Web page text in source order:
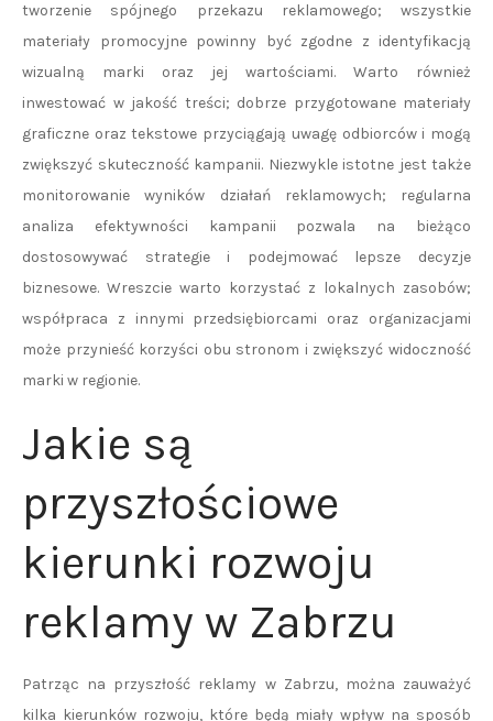
tworzenie spójnego przekazu reklamowego; wszystkie
materiały promocyjne powinny być zgodne z identyfikacją
wizualną marki oraz jej wartościami. Warto również
inwestować w jakość treści; dobrze przygotowane materiały
graficzne oraz tekstowe przyciągają uwagę odbiorców i mogą
zwiększyć skuteczność kampanii. Niezwykle istotne jest także
monitorowanie wyników działań reklamowych; regularna
analiza efektywności kampanii pozwala na bieżąco
dostosowywać strategie i podejmować lepsze decyzje
biznesowe. Wreszcie warto korzystać z lokalnych zasobów;
współpraca z innymi przedsiębiorcami oraz organizacjami
może przynieść korzyści obu stronom i zwiększyć widoczność
marki w regionie.
Jakie są
przyszłościowe
kierunki rozwoju
reklamy w Zabrzu
Patrząc na przyszłość reklamy w Zabrzu, można zauważyć
kilka kierunków rozwoju, które będą miały wpływ na sposób